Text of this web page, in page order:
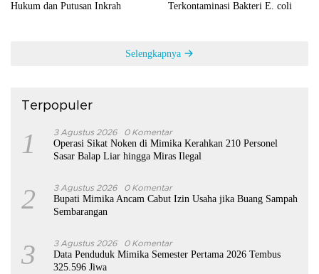
Hukum dan Putusan Inkrah
Terkontaminasi Bakteri E. coli
Selengkapnya
Terpopuler
1 3 Agustus 2026 0 Komentar
Operasi Sikat Noken di Mimika Kerahkan 210 Personel
Sasar Balap Liar hingga Miras Ilegal
2 3 Agustus 2026 0 Komentar
Bupati Mimika Ancam Cabut Izin Usaha jika Buang Sampah
Sembarangan
3 3 Agustus 2026 0 Komentar
Data Penduduk Mimika Semester Pertama 2026 Tembus
325.596 Jiwa